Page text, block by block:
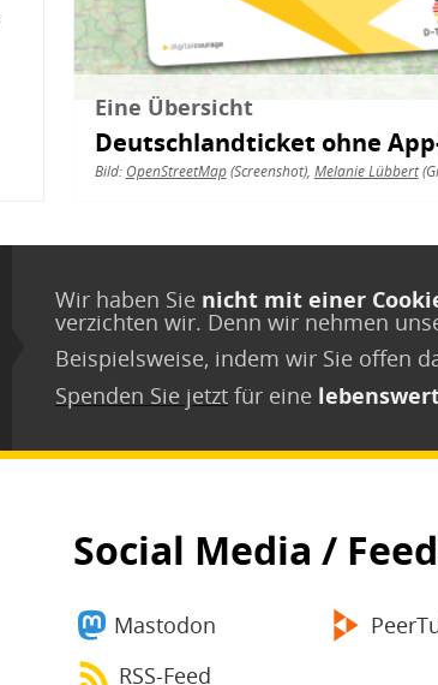
Eine Übersicht
Deutschlandticket ohne
Bild: OpenStreetMap(Screenshot), Melanie Lübbert
Wir haben Sie nicht mit einer
verzichten wir. Denn wir nehmen
Beispielsweise, indem wir Sie offen
Spenden Sie jetzt für eine
Social Media /
Mastodon
RSS-Feed